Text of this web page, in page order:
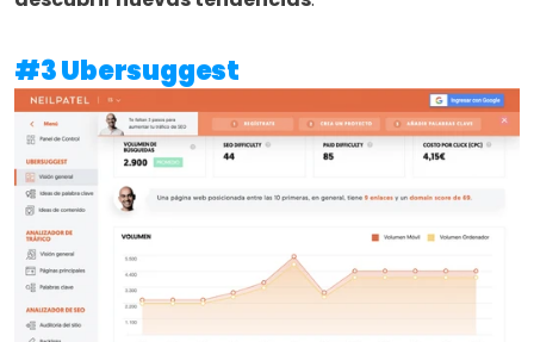
#3 Ubersuggest